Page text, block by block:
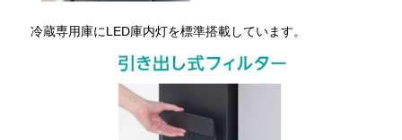
冷蔵専用庫にLED庫内灯を標準搭載しています。